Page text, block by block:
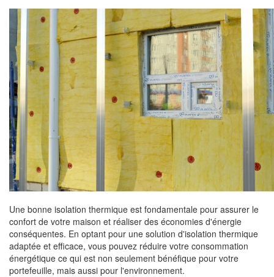
Une bonne isolation thermique est fondamentale pour assurer le
confort de votre maison et réaliser des économies d'énergie
conséquentes. En optant pour une solution d'isolation thermique
adaptée et efficace, vous pouvez réduire votre consommation
énergétique ce qui est non seulement bénéfique pour votre
portefeuille, mais aussi pour l'environnement.